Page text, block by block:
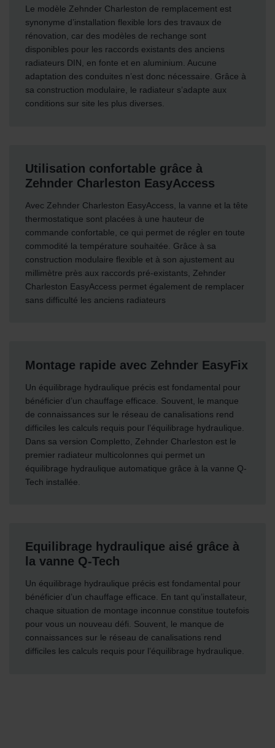
osobních údajů
Zehnder Group France: Protection des données
Zehnder Group Ibérica SAU: Política de privacidad
Zehnder Group Italia S.r.l.: Privacy
Zehnder Group İç Mekan İklimlendirme Sanayi ve Ticaret
Limitet Şirketi: Web Sitesi Çerezleri
Zehnder Group Nederland bv: Privacyverklaringen
Zehnder Group Sales International: Privacy Policy
Le modèle Zehnder Charleston de remplacement est
synonyme d’installation flexible lors des travaux de
rénovation, car des modèles de rechange sont
disponibles pour les raccords existants des anciens
radiateurs DIN, en fonte et en aluminium. Aucune
adaptation des conduites n’est donc nécessaire. Grâce à
sa construction modulaire, le radiateur s’adapte aux
conditions sur site les plus diverses.
Utilisation confortable grâce à
Zehnder Charleston EasyAccess
Avec Zehnder Charleston EasyAccess, la vanne et la tête
thermostatique sont placées à une hauteur de
commande confortable, ce qui permet de régler en toute
commodité la température souhaitée. Grâce à sa
construction modulaire flexible et à son ajustement au
millimètre près aux raccords pré-existants, Zehnder
Charleston EasyAccess permet également de remplacer
sans difficulté les anciens radiateurs
Montage rapide avec Zehnder EasyFix
Un équilibrage hydraulique précis est fondamental pour
bénéficier d’un chauffage efficace. Souvent, le manque
de connaissances sur le réseau de canalisations rend
difficiles les calculs requis pour l’équilibrage hydraulique.
Dans sa version Completto, Zehnder Charleston est le
premier radiateur multicolonnes qui permet un
équilibrage hydraulique automatique grâce à la vanne Q-
Tech installée.
Equilibrage hydraulique aisé grâce à
la vanne Q-Tech
Un équilibrage hydraulique précis est fondamental pour
bénéficier d’un chauffage efficace. En tant qu’installateur,
chaque situation de montage inconnue constitue toutefois
pour vous un nouveau défi. Souvent, le manque de
connaissances sur le réseau de canalisations rend
difficiles les calculs requis pour l’équilibrage hydraulique.